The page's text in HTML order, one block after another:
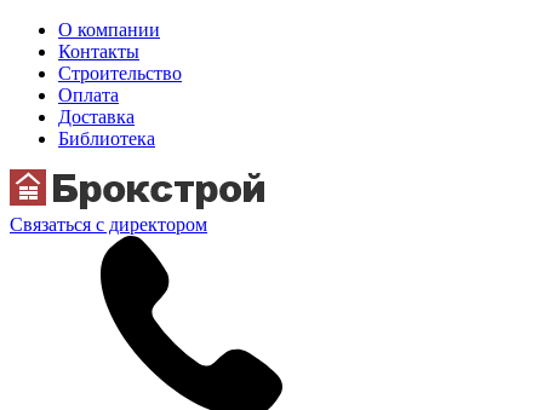
О компании
Контакты
Строительство
Оплата
Доставка
Библиотека
Связаться с директором